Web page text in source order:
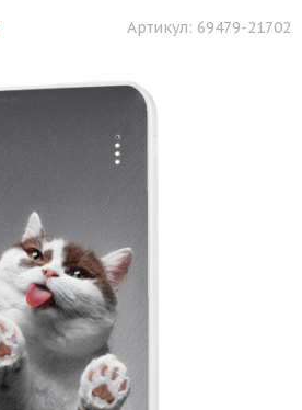
Артикул: 69479-21702